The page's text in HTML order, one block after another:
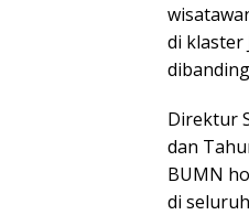
di klaster
Direktur
dan
BUMN
di